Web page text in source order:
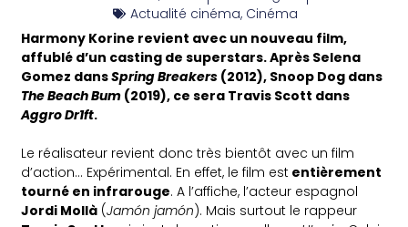
Actualité cinéma, Cinéma
Harmony Korine revient avec un nouveau film,
affublé d’un casting de superstars. Après Selena
Gomez dansSpring Breakers (2012), Snoop Dog dans
The Beach Bum (2019), ce sera Travis Scott dans
Aggro Dr1ft.
Le réalisateur revient donc très bientôt avec un film
d’action… Expérimental. En effet, le film est entièrement
tourné en infrarouge. A l’affiche, l’acteur espagnol
Jordi Mollà (Jamón jamón). Mais surtout le rappeur